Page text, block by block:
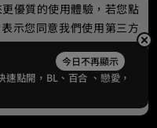
Co., Ltd.
今日不再顯示
速點開，BL、 百合 、戀愛，
優質的使用體驗，若您點
示您同意我們使用第三方
政策。